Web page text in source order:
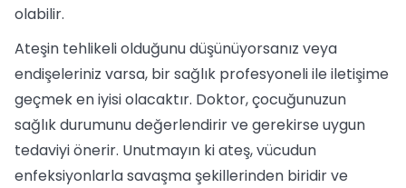
olabilir.
Ateşin tehlikeli olduğunu düşünüyorsanız veya
endişeleriniz varsa, bir sağlık profesyoneli ile iletişime
geçmek en iyisi olacaktır. Doktor, çocuğunuzun
sağlık durumunu değerlendirir ve gerekirse uygun
tedaviyi önerir. Unutmayın ki ateş, vücudun
enfeksiyonlarla savaşma şekillerinden biridir ve